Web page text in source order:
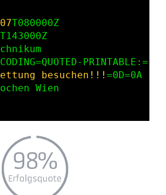
T080000Z
T143000Z
besuchen!!! =0D=0A
Wien